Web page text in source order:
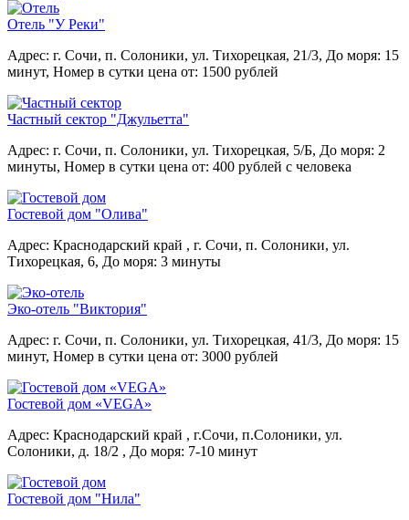
Отель "У Реки"
Адрес: г. Сочи, п. Солоники, ул. Тихорецкая, 21/3, До моря: 15
минут, Номер в сутки цена от: 1500 рублей
Частный сектор "Джульетта"
Адрес: г. Сочи, п. Солоники, ул. Тихорецкая, 5/Б, До моря: 2
минуты, Номер в сутки цена от: 400 рублей с человека
Гостевой дом "Олива"
Адрес: Краснодарский край , г. Сочи, п. Солоники, ул.
Тихорецкая, 6, До моря: 3 минуты
Эко-отель "Виктория"
Адрес: г. Сочи, п. Солоники, ул. Тихорецкая, 41/3, До моря: 15
минут, Номер в сутки цена от: 3000 рублей
Гостевой дом «VEGA»
Адрес: Краснодарский край , г.Сочи, п.Солоники, ул.
Солоники, д. 18/2 , До моря: 7-10 минут
Гостевой дом "Нила"